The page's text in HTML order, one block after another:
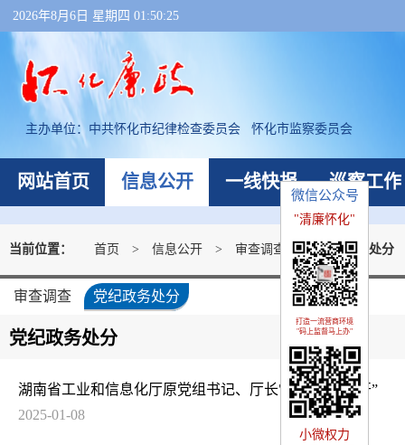
微信公众号
"清廉怀化"
打造一流营商环境
"码上监督马上办"
小微权力
2026年8月6日 星期四 01:50:26
主办单位： 中共怀化市纪律检查委员会 怀化市监察委员会
网站首页 信息公开 一线快报 巡察工作
当前位置： 首页 > 信息公开 > 审查调查 > 党纪政务处分
审查调查 党纪政务处分
党纪政务处分
湖南省工业和信息化厅原党组书记、厅长雷绍业被“双开”
2025-01-08